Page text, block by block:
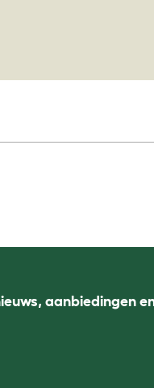
aanbiedingen